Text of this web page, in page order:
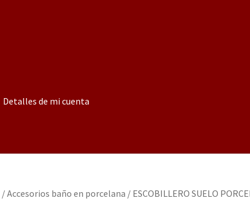
Detalles de mi cuenta
/Accesorios baño en porcelana / ESCOBILLERO SUELO